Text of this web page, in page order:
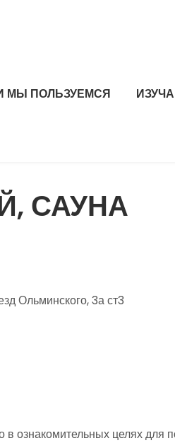
МЫ ПОЛЬЗУЕМСЯ
САУНА
Ольминского, 3а ст3
ознакомительных целях для